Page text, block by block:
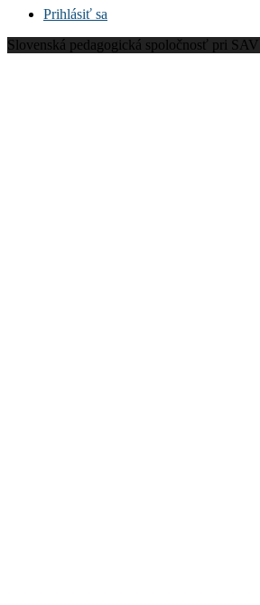
Prihlásiť sa
Slovenská pedagogická spoločnosť pri